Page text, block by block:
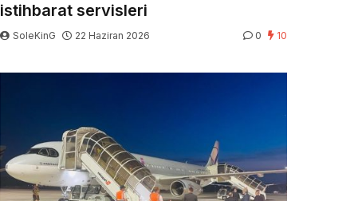
istihbarat servisleri
SoleKinG 22 Haziran 2026 0 10